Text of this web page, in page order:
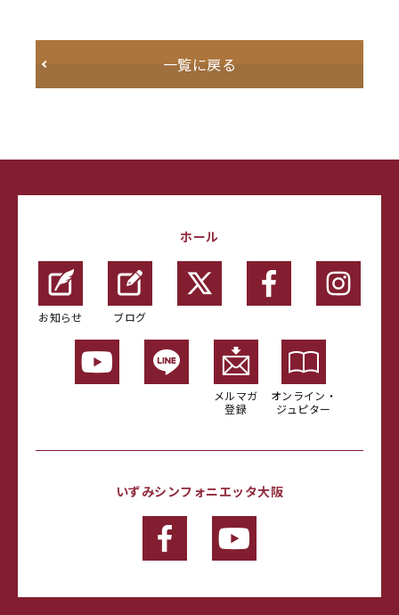
一覧に戻る
ホール
お知らせ ブログ
メルマガ
登録
オンライン・
ジュピター
いずみシンフォニエッタ大阪